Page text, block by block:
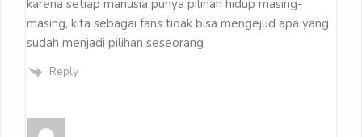
karena setiap manusia punya pilihan hidup masing-
masing, kita sebagai fans tidak bisa mengejud apa yang
sudah menjadi pilihan seseorang
Reply